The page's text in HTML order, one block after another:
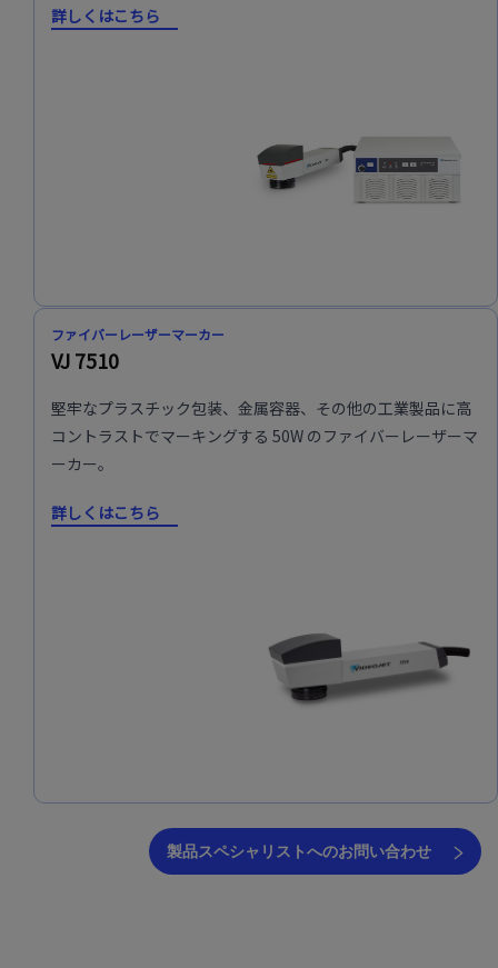
詳しくはこちら
ファイバーレーザーマーカー
VJ 7510
堅牢なプラスチック包装、金属容器、その他の工業製品に高
コントラストでマーキングする 50W のファイバーレーザーマ
ーカー。
詳しくはこちら
製品スペシャリストへのお問い合わせ